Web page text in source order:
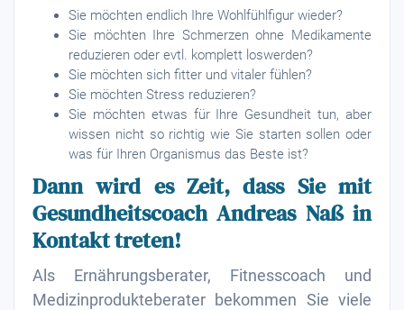
Sie möchten endlich Ihre Wohlfühlfigur wieder?
Sie möchten Ihre Schmerzen ohne Medikamente
reduzieren oder evtl. komplett loswerden?
Sie möchten sich fitter und vitaler fühlen?
Sie möchten Stress reduzieren?
Sie möchten etwas für Ihre Gesundheit tun, aber
wissen nicht so richtig wie Sie starten sollen oder
was für Ihren Organismus das Beste ist?
Dann wird es Zeit, dass Sie mit
Gesundheitscoach Andreas Naß in
Kontakt treten!
Als Ernährungsberater, Fitnesscoach und
Medizinprodukteberater bekommen Sie viele